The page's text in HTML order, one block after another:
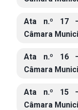
Ata n.º 17
Câmara
Ata n.º 16
Câmara
Ata n.º 15
Câmara